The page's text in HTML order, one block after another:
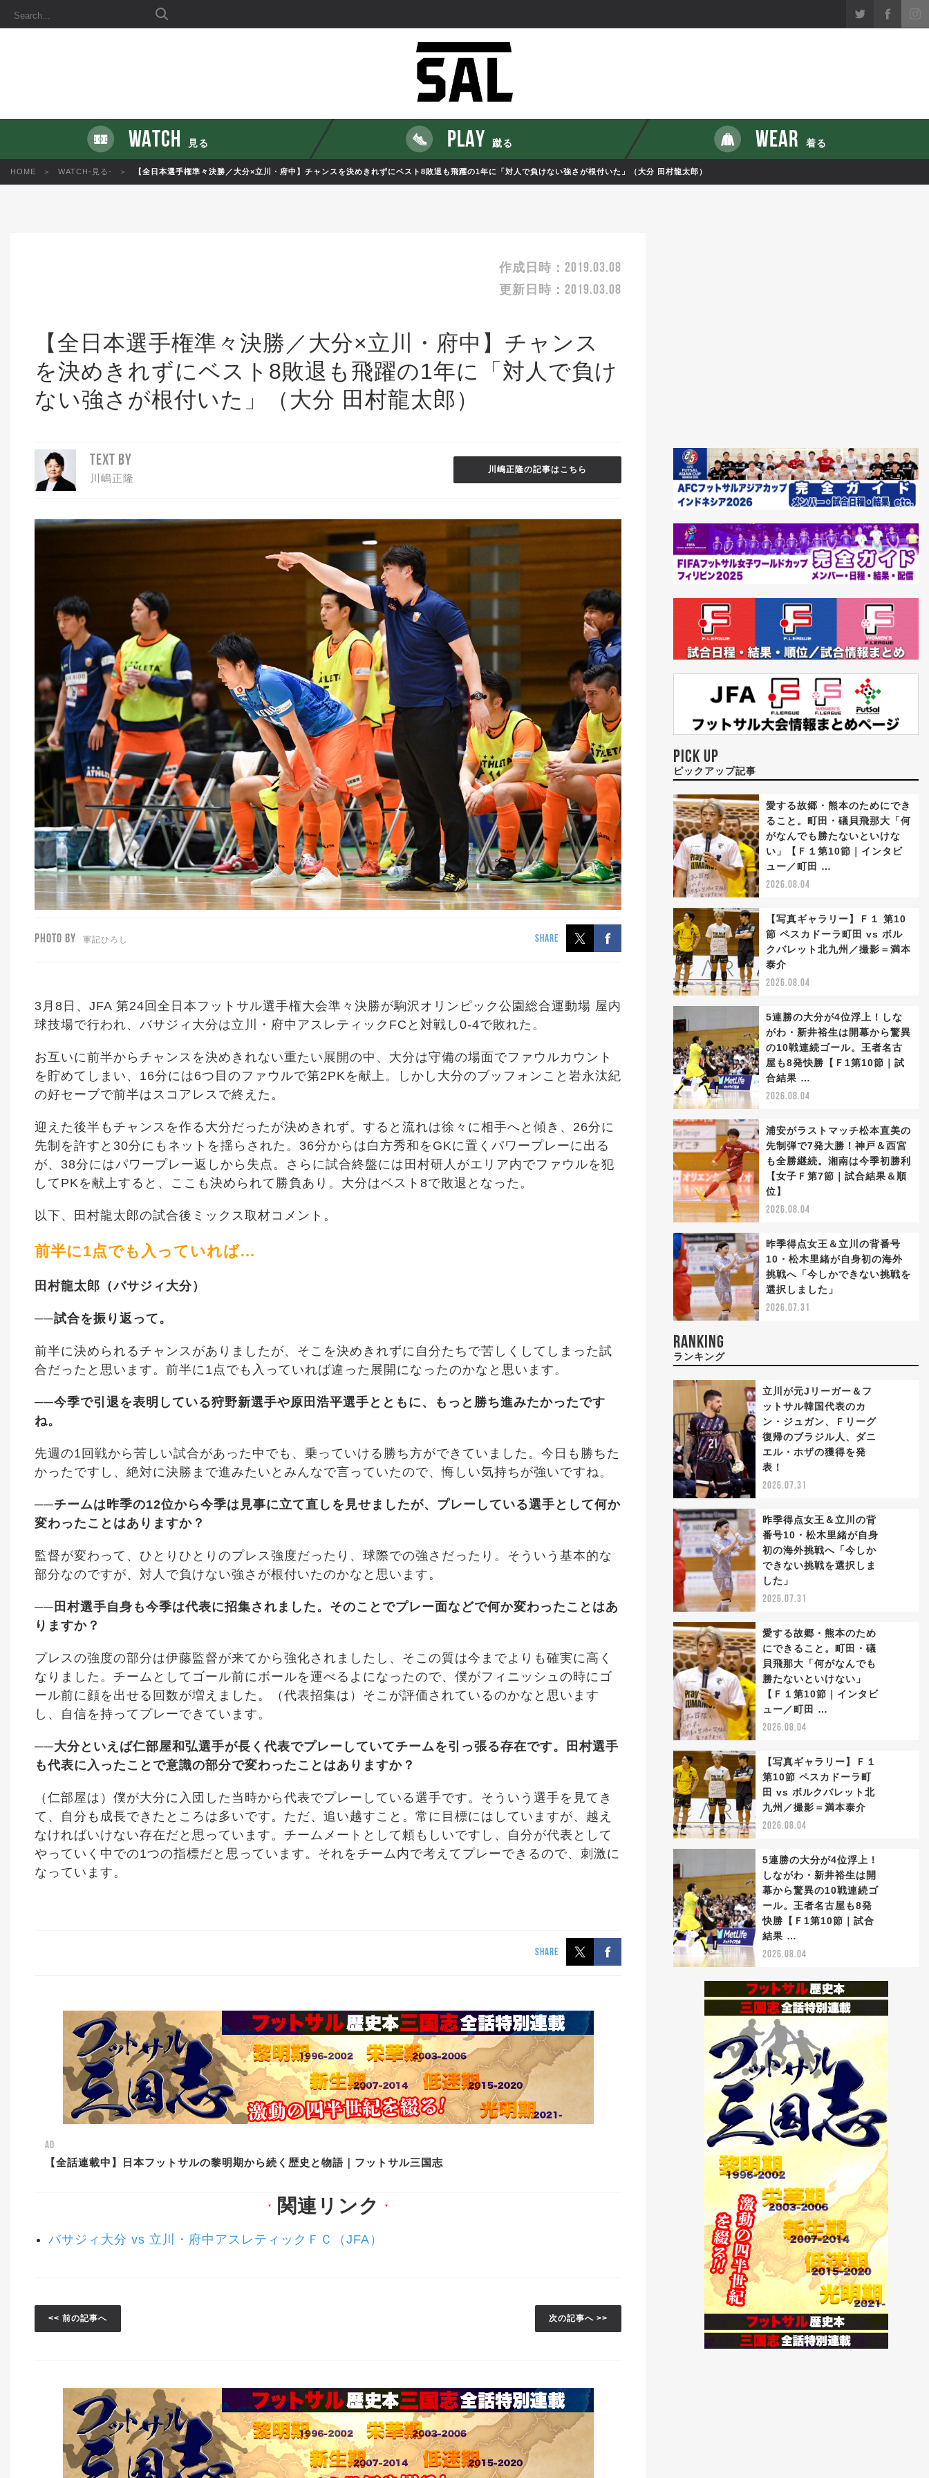
WATCH 見る PLAY 蹴る WEAR 着る
HOME WATCH-見る- 【全日本選手権準々決勝／大分×立川・府中】チャンスを決めきれずにベスト8敗退も飛躍の1年に「対人で負けない強さが根付いた」（大分 田村龍太郎）
作成日時： 2019.03.08
更新日時： 2019.03.08
【全日本選手権準々決勝／大分×立川・府中】チャンス
を決めきれずにベスト8敗退も飛躍の1年に「対人で負け
ない強さが根付いた」（大分 田村龍太郎）
TEXT BY
川嶋正隆
川嶋正隆の記事はこちら
PHOTO BY 軍記ひろし SHARE
3月8日、JFA 第24回全日本フットサル選手権大会準々決勝が駒沢オリンピック公園総合運動場 屋内
球技場で行われ、バサジィ大分は立川・府中アスレティックFCと対戦し0-4で敗れた。
お互いに前半からチャンスを決めきれない重たい展開の中、大分は守備の場面でファウルカウント
を貯めてしまい、16分には6つ目のファウルで第2PKを献上。しかし大分のブッフォンこと岩永汰紀
の好セーブで前半はスコアレスで終えた。
迎えた後半もチャンスを作る大分だったが決めきれず。すると流れは徐々に相手へと傾き、26分に
先制を許すと30分にもネットを揺らされた。36分からは白方秀和をGKに置くパワープレーに出る
が、38分にはパワープレー返しから失点。さらに試合終盤には田村研人がエリア内でファウルを犯
してPKを献上すると、ここも決められて勝負あり。大分はベスト8で敗退となった。
以下、田村龍太郎の試合後ミックス取材コメント。
前半に1点でも入っていれば…
田村龍太郎（バサジィ大分）
──試合を振り返って。
前半に決められるチャンスがありましたが、そこを決めきれずに自分たちで苦しくしてしまった試
合だったと思います。前半に1点でも入っていれば違った展開になったのかなと思います。
──今季で引退を表明している狩野新選手や原田浩平選手とともに、もっと勝ち進みたかったです
ね。
先週の1回戦から苦しい試合があった中でも、乗っていける勝ち方ができていました。今日も勝ちた
かったですし、絶対に決勝まで進みたいとみんなで言っていたので、悔しい気持ちが強いですね。
──チームは昨季の12位から今季は見事に立て直しを見せましたが、プレーしている選手として何か
変わったことはありますか？
監督が変わって、ひとりひとりのプレス強度だったり、球際での強さだったり。そういう基本的な
部分なのですが、対人で負けない強さが根付いたのかなと思います。
──田村選手自身も今季は代表に招集されました。そのことでプレー面などで何か変わったことはあ
りますか？
プレスの強度の部分は伊藤監督が来てから強化されましたし、そこの質は今までよりも確実に高く
なりました。チームとしてゴール前にボールを運べるよになったので、僕がフィニッシュの時にゴ
ール前に顔を出せる回数が増えました。（代表招集は）そこが評価されているのかなと思います
し、自信を持ってプレーできています。
──大分といえば仁部屋和弘選手が長く代表でプレーしていてチームを引っ張る存在です。田村選手
も代表に入ったことで意識の部分で変わったことはありますか？
（仁部屋は）僕が大分に入団した当時から代表でプレーしている選手です。そういう選手を見てき
て、自分も成長できたところは多いです。ただ、追い越すこと。常に目標にはしていますが、越え
なければいけない存在だと思っています。チームメートとして頼もしいですし、自分が代表として
やっていく中での1つの指標だと思っています。それをチーム内で考えてプレーできるので、刺激に
なっています。
SHARE
AD
【全話連載中】日本フットサルの黎明期から続く歴史と物語｜フットサル三国志
▼ 関連リンク ▼
バサジィ大分 vs 立川・府中アスレティックＦＣ（JFA）
<< 前の記事へ 次の記事へ >>
PICK UP
ピックアップ記事
愛する故郷・熊本のためにでき
ること。町田・礒貝飛那大「何
がなんでも勝たないといけな
い」【Ｆ１第10節｜インタビ
ュー／町田 …
2026.08.04
【写真ギャラリー】Ｆ１ 第10
節 ペスカドーラ町田 vs ボル
クバレット北九州／撮影＝満本
泰介
2026.08.04
5連勝の大分が4位浮上！しな
がわ・新井裕生は開幕から驚異
の10戦連続ゴール。王者名古
屋も8発快勝【Ｆ1第10節｜試
合結果 …
2026.08.04
浦安がラストマッチ松本直美の
先制弾で7発大勝！神戸＆西宮
も全勝継続。湘南は今季初勝利
【女子Ｆ第7節｜試合結果＆順
位】
2026.08.04
昨季得点女王＆立川の背番号
10・松木里緒が自身初の海外
挑戦へ「今しかできない挑戦を
選択しました」
2026.07.31
RANKING
ランキング
立川が元Jリーガー＆フ
ットサル韓国代表のカ
ン・ジュガン、Ｆリーグ
復帰のブラジル人、ダニ
エル・ホザの獲得を発
表！
2026.07.31
昨季得点女王＆立川の背
番号10・松木里緒が自身
初の海外挑戦へ「今しか
できない挑戦を選択しま
した」
2026.07.31
愛する故郷・熊本のため
にできること。町田・礒
貝飛那大「何がなんでも
勝たないといけない」
【Ｆ１第10節｜インタビ
ュー／町田 …
2026.08.04
【写真ギャラリー】Ｆ１
第10節 ペスカドーラ町
田 vs ボルクバレット北
九州／撮影＝満本泰介
2026.08.04
5連勝の大分が4位浮上！
しながわ・新井裕生は開
幕から驚異の10戦連続ゴ
ール。王者名古屋も8発
快勝【Ｆ1第10節｜試合
結果 …
2026.08.04